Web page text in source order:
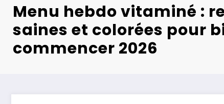
Menu hebdo vitaminé :
saines et colorées pour
commencer 2026